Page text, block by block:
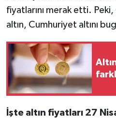
fiyatlarını merak etti.
altın, Cumhuriyet altını
İşte altın fiyatları 27